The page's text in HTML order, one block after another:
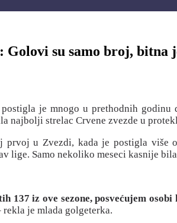
su samo broj, bitna
je mnogo u prethodnih
najbolji strelac Crvene zvezde u
prvoj u Zvezdi, kada je postigla
lige. Samo nekoliko meseci kasnije
137 iz ove sezone, posvećujem
rekla je mlada golgeterka.